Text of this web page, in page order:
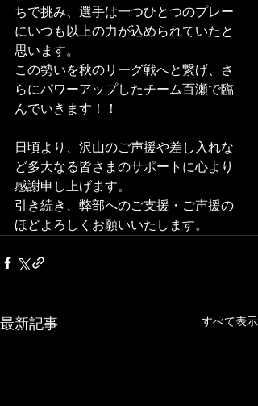
ちで挑み、選手は一つひとつのプレー
にいつも以上の力が込められていたと
思います。
この勢いを秋のリーグ戦へと繋げ、さ
らにパワーアップしたチーム百瀬で臨
んでいきます！！
日頃より、沢山のご声援や差し入れな
ど多大なる皆さまのサポートに心より
感謝申し上げます。
引き続き、弊部へのご支援・ご声援の
ほどよろしくお願いいたします。
最新記事 すべて表示